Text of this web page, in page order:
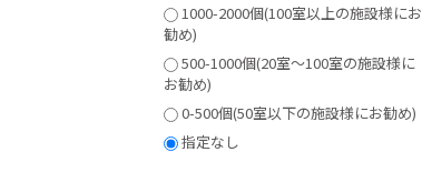
1000-2000個(100室以上の施設様にお
勧め)
500-1000個(20室～100室の施設様に
お勧め)
0-500個(50室以下の施設様にお勧め)
指定なし